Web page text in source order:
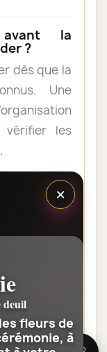
la
?
dès que la
Une
les
livrées
ou après
que
fleurs.
×
deuil
fleurs de
à